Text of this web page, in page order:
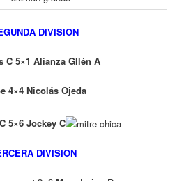
DIVISION
C 5×1 Alianza Gllén A
4×4 Nicolás Ojeda
5×6 Jockey C
DIVISION